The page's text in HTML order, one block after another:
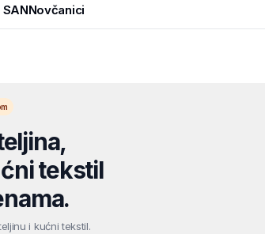
SANNovčanici
tekstil
i kućni tekstil.